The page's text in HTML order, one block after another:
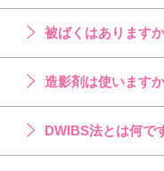
被ばくはあります
造影剤は使います
DWIBS法とは何で